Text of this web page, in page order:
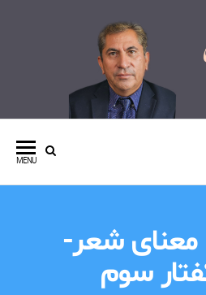
دکتر میرحسین
مهدوی
MENU
معنای شعر-
سوم